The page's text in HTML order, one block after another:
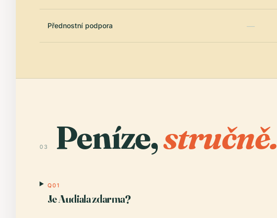
Přednostní podpora —
03 Peníze,stručně.
Q01
Je Audiala zdarma?